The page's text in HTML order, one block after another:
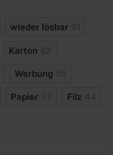
wieder lösbar 91
Karton 63
Werbung 55
Papier 72 Filz 44